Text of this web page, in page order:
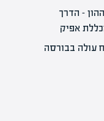
– הדרך
אפיק
עולה בבורסה